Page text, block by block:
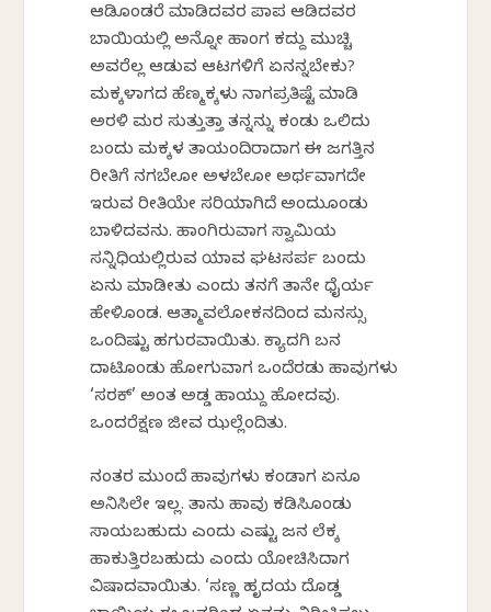
ಆಡಿಕೊಂಡರೆ ಮಾಡಿದವರ ಪಾಪ ಆಡಿದವರ
ಬಾಯಿಯಲ್ಲಿ ಅನ್ನೋ ಹಾಂಗ ಕದ್ದು ಮುಚ್ಚಿ
ಅವರೆಲ್ಲ ಆಡುವ ಆಟಗಳಿಗೆ ಏನನ್ನಬೇಕು?
ಮಕ್ಕಳಾಗದ ಹೆಣ್ಮಕ್ಕಳು ನಾಗಪ್ರತಿಷ್ಟೆ ಮಾಡಿ
ಅರಳಿ ಮರ ಸುತ್ತುತ್ತಾ ತನ್ನನ್ನು ಕಂಡು ಒಲಿದು
ಬಂದು ಮಕ್ಕಳ ತಾಯಂದಿರಾದಾಗ ಈ ಜಗತ್ತಿನ
ರೀತಿಗೆ ನಗಬೇಕೋ ಅಳಬೇಕೋ ಅರ್ಥವಾಗದೇ
ಇರುವ ರೀತಿಯೇ ಸರಿಯಾಗಿದೆ ಅಂದುಕೊಂಡು
ಬಾಳಿದವನು. ಹಾಂಗಿರುವಾಗ ಸ್ವಾಮಿಯ
ಸನ್ನಿಧಿಯಲ್ಲಿರುವ ಯಾವ ಘಟಸರ್ಪ ಬಂದು
ಏನು ಮಾಡೀತು ಎಂದು ತನಗೆ ತಾನೇ ಧೈರ್ಯ
ಹೇಳಿಕೊಂಡ. ಆತ್ಮಾವಲೋಕನದಿಂದ ಮನಸ್ಸು
ಒಂದಿಷ್ಟು ಹಗುರವಾಯಿತು. ಕ್ಯಾದಗಿ ಬನ
ದಾಟಿಕೊಂಡು ಹೋಗುವಾಗ ಒಂದೆರಡು ಹಾವುಗಳು
‘ಸರಕ್’ ಅಂತ ಅಡ್ಡ ಹಾಯ್ದು ಹೋದವು.
ಒಂದರೆಕ್ಷಣ ಜೀವ ಝಲ್ಲೆಂದಿತು.
ನಂತರ ಮುಂದೆ ಹಾವುಗಳು ಕಂಡಾಗ ಏನೂ
ಅನಿಸಿಲೇ ಇಲ್ಲ. ತಾನು ಹಾವು ಕಡಿಸಿಕೊಂಡು
ಸಾಯಬಹುದು ಎಂದು ಎಷ್ಟು ಜನ ಲೆಕ್ಕ
ಹಾಕುತ್ತಿರಬಹುದು ಎಂದು ಯೋಚಿಸಿದಾಗ
ವಿಷಾದವಾಯಿತು. ‘ಸಣ್ಣ ಹೃದಯ ದೊಡ್ಡ